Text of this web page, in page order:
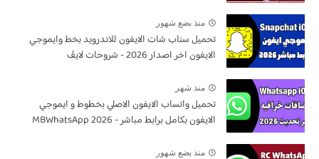
منذ بضع شهور
تحميل سناب شات الايفون للاندرويد بخط وايموجي
الايفون اخر اصدار 2026 - شروحات لايڤ
منذ شهر
تحميل واتساب الايفون الاصلي بخطوط و ايموجي
الايفون بكامل برابط مباشر - MBWhatsApp 2026
منذ بضع شهور